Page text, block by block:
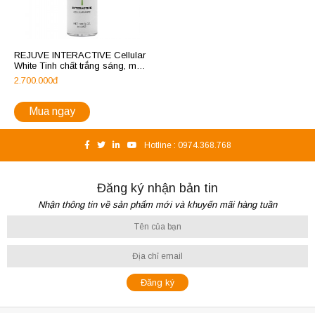
REJUVE INTERACTIVE Cellular
White Tinh chất trắng sáng, mờ
nám và ức chế hình thành nám
2.700.000đ
Mua ngay
Hotline : 0974.368.768
Đăng ký nhận bản tin
Nhận thông tin về sản phẩm mới và khuyến mãi hàng tuần